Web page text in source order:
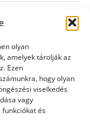
olyan
amelyek tárolják az
Ezen
hogy olyan
viselkedés
vagy
és